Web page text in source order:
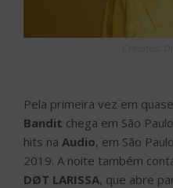
Pela primeira vez em
Bandit chega em São
hits na Audio, em São
2019. A noite também
DØT LARISSA, que abre